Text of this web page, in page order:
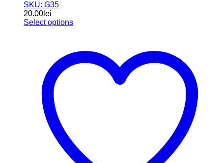
SKU: G35
20.00 lei
Select options